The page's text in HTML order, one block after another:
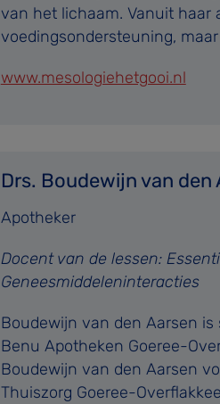
van het lichaam. Vanuit haar
voedingsondersteuning,
www.mesologiehetgooi.nl
Drs. Boudewijn van den
Apotheker
Docent van de lessen:
Geneesmiddeleninteracties
Boudewijn van den Aarsen
Benu Apotheken Goeree-
Boudewijn van den Aarsen
Thuiszorg Goeree-